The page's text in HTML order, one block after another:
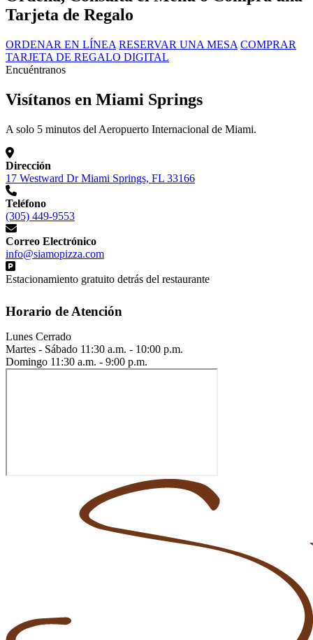
Tarjeta de Regalo
ORDENAR EN LÍNEA RESERVAR UNA MESA COMPRAR
TARJETA DE REGALO DIGITAL
Encuéntranos
Visítanos en Miami Springs
A solo 5 minutos del Aeropuerto Internacional de Miami.
Dirección
17 Westward Dr Miami Springs, FL 33166
Teléfono
(305) 449-9553
Correo Electrónico
info@siamopizza.com
Estacionamiento gratuito detrás del restaurante
Horario de Atención
Lunes Cerrado
Martes - Sábado 11:30 a.m. - 10:00 p.m.
Domingo 11:30 a.m. - 9:00 p.m.